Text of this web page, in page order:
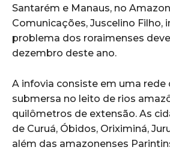
Santarém e Manaus, no
Comunicações, Juscelino Filho,
problema dos roraimenses
dezembro deste ano.
A infovia consiste em uma rede
submersa no leito de rios
quilômetros de extensão. As
de Curuá, Óbidos, Oriximiná,
além das amazonenses